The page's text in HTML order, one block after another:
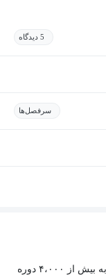
5 دیدگاه
سرفصل‌ها
با خرید اشتراک مکتب‌پلاس، علاوه بر این دوره، به بیش از ۴،۰۰۰ دوره